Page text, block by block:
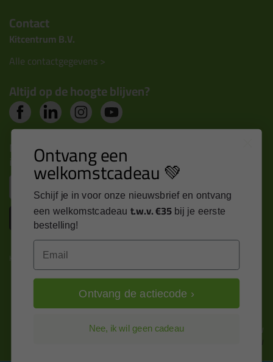
Contact
Kitcentrum B.V.
Alle contactgegevens >
Altijd op de hoogte blijven?
Nieuws, tips en exclusieve deals rechtstreeks in je
inbox
Inschrijven
Kitcentrum is trots op:
Alle prijzen zijn in EURO en excl. 21% BTW
wijzig naar incl. BTW
Ontvang een
welkomstcadeau 💚
Schijf je in voor onze nieuwsbrief en ontvang
een welkomstcadeau t.w.v. €35 bij je eerste
bestelling!
Email
Ontvang de actiecode ›
Nee, ik wil geen cadeau